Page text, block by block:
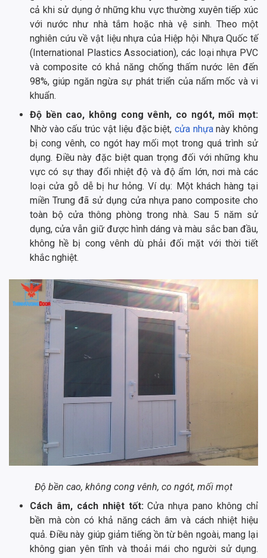
cả khi sử dụng ở những khu vực thường xuyên tiếp xúc
với nước như nhà tắm hoặc nhà vệ sinh. Theo một
nghiên cứu về vật liệu nhựa của Hiệp hội Nhựa Quốc tế
(International Plastics Association), các loại nhựa PVC
và composite có khả năng chống thấm nước lên đến
98%, giúp ngăn ngừa sự phát triển của nấm mốc và vi
khuẩn.
Độ bền cao, không cong vênh, co ngót, mối mọt:
Nhờ vào cấu trúc vật liệu đặc biệt,cửa nhựanày không
bị cong vênh, co ngót hay mối mọt trong quá trình sử
dụng. Điều này đặc biệt quan trọng đối với những khu
vực có sự thay đổi nhiệt độ và độ ẩm lớn, nơi mà các
loại cửa gỗ dễ bị hư hỏng. Ví dụ: Một khách hàng tại
miền Trung đã sử dụng cửa nhựa pano composite cho
toàn bộ cửa thông phòng trong nhà. Sau 5 năm sử
dụng, cửa vẫn giữ được hình dáng và màu sắc ban đầu,
không hề bị cong vênh dù phải đối mặt với thời tiết
khắc nghiệt.
Độ bền cao, không cong vênh, co ngót, mối mọt
Cách âm, cách nhiệt tốt:Cửa nhựa pano không chỉ
bền mà còn có khả năng cách âm và cách nhiệt hiệu
quả. Điều này giúp giảm tiếng ồn từ bên ngoài, mang lại
không gian yên tĩnh và thoải mái cho người sử dụng.